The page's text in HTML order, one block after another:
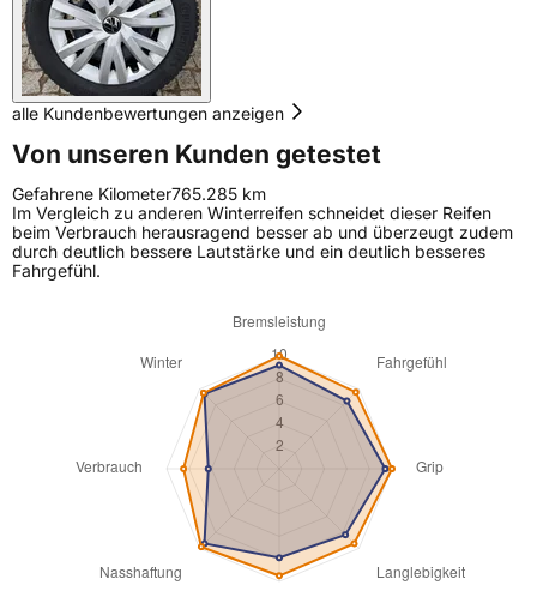
alle Kundenbewertungen anzeigen
Von unseren Kunden getestet
Gefahrene Kilometer765.285 km
Im Vergleich zu anderen Winterreifen schneidet dieser Reifen
beim Verbrauch herausragend besser ab und überzeugt zudem
durch deutlich bessere Lautstärke und ein deutlich besseres
Fahrgefühl.